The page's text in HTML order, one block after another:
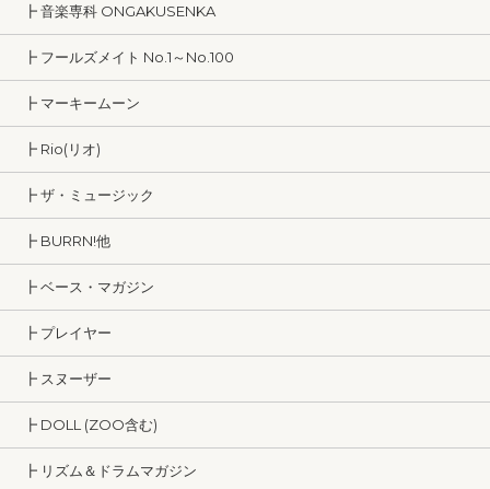
┣ 音楽専科 ONGAKUSENKA
┣ フールズメイト No.1～No.100
┣ マーキームーン
┣ Rio(リオ)
┣ ザ・ミュージック
┣ BURRN!他
┣ ベース・マガジン
┣ プレイヤー
┣ スヌーザー
┣ DOLL (ZOO含む)
┣ リズム＆ドラムマガジン